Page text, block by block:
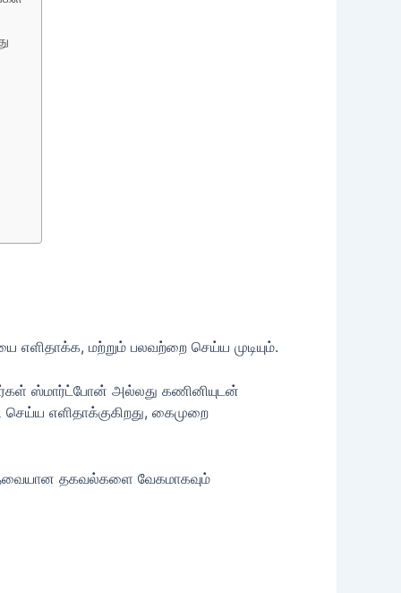
மற்றும் பலவற்றை செய்ய முடியும்.
ஸ்மார்ட்போன் அல்லது கணினியுடன்
எளிதாக்குகிறது, கைமுறை
தகவல்களை வேகமாகவும்